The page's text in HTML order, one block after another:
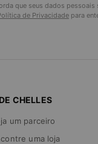
que seus dados
de Privacidade para
CHELLES
um parceiro
uma loja